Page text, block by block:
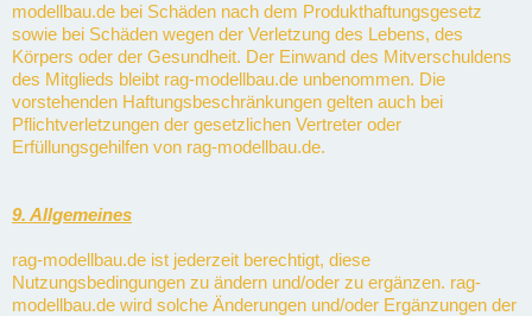
modellbau.de bei Schäden nach dem Produkthaftungsgesetz
sowie bei Schäden wegen der Verletzung des Lebens, des
Körpers oder der Gesundheit. Der Einwand des Mitverschuldens
des Mitglieds bleibt rag-modellbau.de unbenommen. Die
vorstehenden Haftungsbeschränkungen gelten auch bei
Pflichtverletzungen der gesetzlichen Vertreter oder
Erfüllungsgehilfen von rag-modellbau.de.
9. Allgemeines
rag-modellbau.de ist jederzeit berechtigt, diese
Nutzungsbedingungen zu ändern und/oder zu ergänzen. rag-
modellbau.de wird solche Änderungen und/oder Ergänzungen der